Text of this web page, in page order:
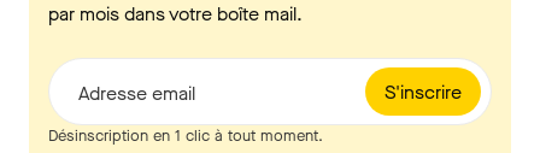
par mois dans votre boîte mail.
S'inscrire
Adresse email
Désinscription en 1 clic à tout moment.